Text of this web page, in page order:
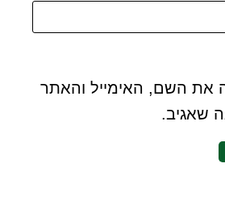
את השם, האימייל והאתר
שאגיב.